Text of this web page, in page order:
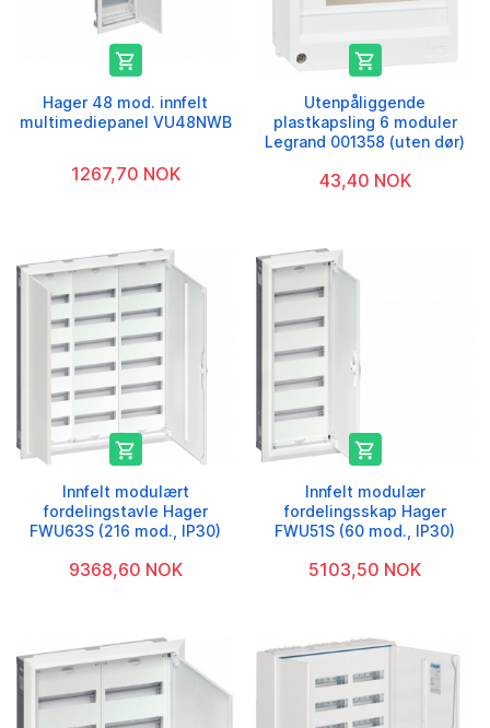

Hager 48 mod. innfelt
multimediepanel VU48NWB
1267,70 NOK

Utenpåliggende
plastkapsling 6 moduler
Legrand 001358 (uten dør)
43,40 NOK

Innfelt modulært
fordelingstavle Hager
FWU63S (216 mod., IP30)
9368,60 NOK

Innfelt modulær
fordelingsskap Hager
FWU51S (60 mod., IP30)
5103,50 NOK